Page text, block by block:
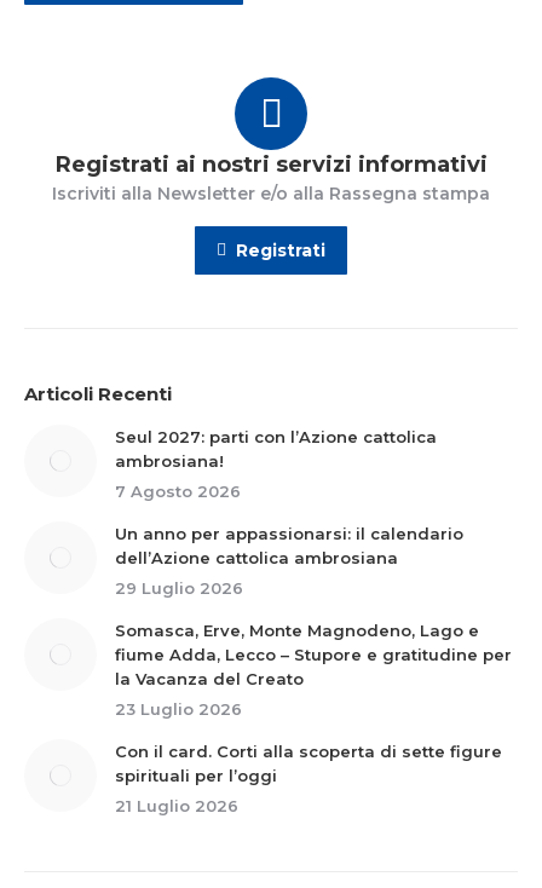
Registrati ai nostri servizi informativi
Iscriviti alla Newsletter e/o alla Rassegna stampa
Registrati
Articoli Recenti
Seul 2027: parti con l’Azione cattolica
ambrosiana!
7 Agosto 2026
Un anno per appassionarsi: il calendario
dell’Azione cattolica ambrosiana
29 Luglio 2026
Somasca, Erve, Monte Magnodeno, Lago e
fiume Adda, Lecco – Stupore e gratitudine per
la Vacanza del Creato
23 Luglio 2026
Con il card. Corti alla scoperta di sette figure
spirituali per l’oggi
21 Luglio 2026